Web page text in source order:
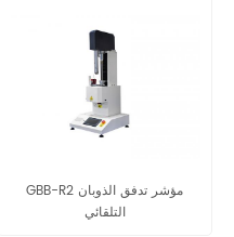
GBB-R2 مؤشر تدفق الذوبان
التلقائي